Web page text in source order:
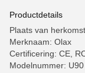
Productdetails
Plaats van
Merknaam: Olax
Certificering: CE,
Modelnummer: U90